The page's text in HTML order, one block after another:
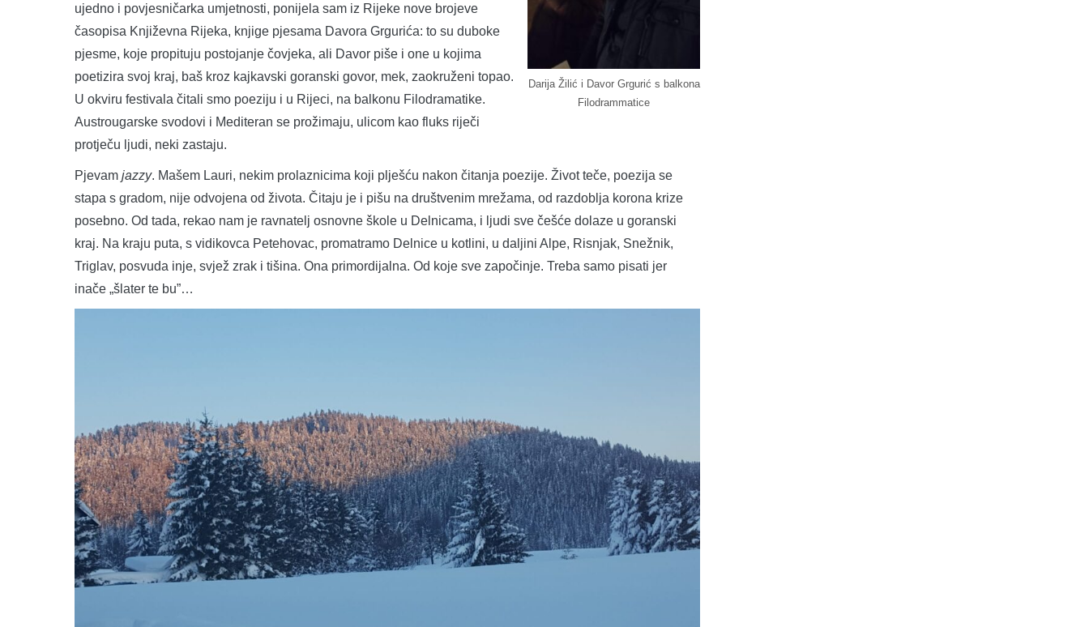
Darija Žilić i Davor Grgurić s balkona
Filodrammatice
ujedno i povjesničarka umjetnosti, ponijela sam iz Rijeke nove brojeve
časopisa Književna Rijeka, knjige pjesama Davora Grgurića: to su duboke
pjesme, koje propituju postojanje čovjeka, ali Davor piše i one u kojima
poetizira svoj kraj, baš kroz kajkavski goranski govor, mek, zaokruženi topao.
U okviru festivala čitali smo poeziju i u Rijeci, na balkonu Filodramatike.
Austrougarske svodovi i Mediteran se prožimaju, ulicom kao fluks riječi
protječu ljudi, neki zastaju.
Pjevam jazzy. Mašem Lauri, nekim prolaznicima koji plješću nakon čitanja poezije. Život teče, poezija se
stapa s gradom, nije odvojena od života. Čitaju je i pišu na društvenim mrežama, od razdoblja korona krize
posebno. Od tada, rekao nam je ravnatelj osnovne škole u Delnicama, i ljudi sve češće dolaze u goranski
kraj. Na kraju puta, s vidikovca Petehovac, promatramo Delnice u kotlini, u daljini Alpe, Risnjak, Snežnik,
Triglav, posvuda inje, svjež zrak i tišina. Ona primordijalna. Od koje sve započinje. Treba samo pisati jer
inače „šlater te bu”…